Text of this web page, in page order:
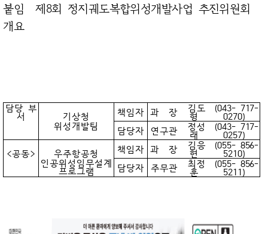
붙임 제8회 정지궤도복합위성개발사업 추진위원회
개요
담당 부
서 기상청 책임자 과 장 김도
형
(043- 717-
0270)
위성개발팀
담당자 연구관 정성
래
(043- 717-
0257)
<공동>
우주항공청 책임자 과 장 김응
현
(055- 856-
5210)
인공위성임무설계
프로그램 담당자 주무관 최정
훈
(055- 856-
5211)